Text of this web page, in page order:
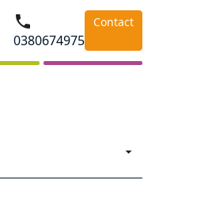
0380674975
Contact